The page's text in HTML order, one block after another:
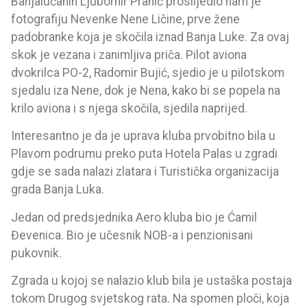
fotografiju Nevenke Nene Ličine, prve žene
padobranke koja je skočila iznad Banja Luke. Za ovaj
skok je vezana i zanimljiva priča. Pilot aviona
dvokrilca PO-2, Radomir Bujić, sjedio je u pilotskom
sjedalu iza Nene, dok je Nena, kako bi se popela na
krilo aviona i s njega skočila, sjedila naprijed.
Interesantno je da je uprava kluba prvobitno bila u
Plavom podrumu preko puta Hotela Palas u zgradi
gdje se sada nalazi zlatara i Turistička organizacija
grada Banja Luka.
Jedan od predsjednika Aero kluba bio je Ćamil
Đevenica. Bio je učesnik NOB-a i penzionisani
pukovnik.
Zgrada u kojoj se nalazio klub bila je ustaška postaja
tokom Drugog svjetskog rata. Na spomen ploči, koja